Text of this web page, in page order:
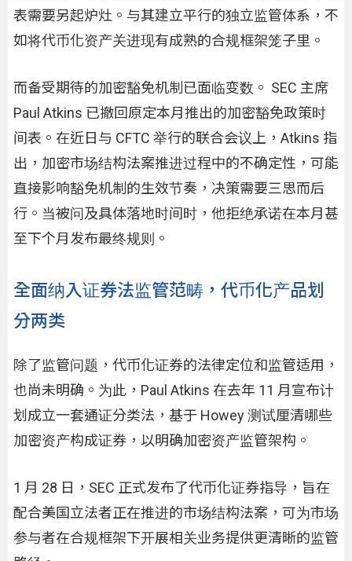
表需要另起炉灶。与其建立平行的独立监管体系，不
如将代币化资产关进现有成熟的合规框架笼子里。
而备受期待的加密豁免机制已面临变数。 SEC 主席
Paul Atkins 已撤回原定本月推出的加密豁免政策时
间表。在近日与 CFTC 举行的联合会议上，Atkins 指
出，加密市场结构法案推进过程中的不确定性，可能
直接影响豁免机制的生效节奏，决策需要三思而后
行。当被问及具体落地时间时，他拒绝承诺在本月甚
至下个月发布最终规则。
全面纳入证券法监管范畴，代币化产品划
分两类
除了监管问题，代币化证券的法律定位和监管适用，
也尚未明确。为此，Paul Atkins 在去年 11 月宣布计
划成立一套通证分类法，基于 Howey 测试厘清哪些
加密资产构成证券，以明确加密资产监管架构。
1 月 28 日，SEC 正式发布了代币化证券指导，旨在
配合美国立法者正在推进的市场结构法案，可为市场
参与者在合规框架下开展相关业务提供更清晰的监管